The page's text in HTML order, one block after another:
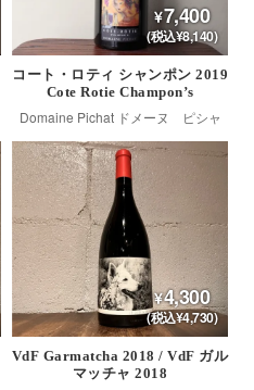
7,400
(税込¥8,140)
コート・ロティ シャンポン 2019
Cote Rotie Champon’s
Domaine Pichat ドメーヌ ピシャ
4,300
(税込¥4,730)
VdF Garmatcha 2018 / VdF ガル
マッチャ 2018